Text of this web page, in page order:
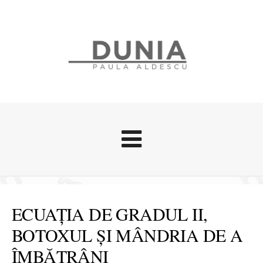
Stari afective
Zice Dunia
Călătorii
Cursuri povestite
ECUAȚIA DE GRADUL II,
BOTOXUL ȘI MÂNDRIA DE A
ÎMBĂTRÂNI